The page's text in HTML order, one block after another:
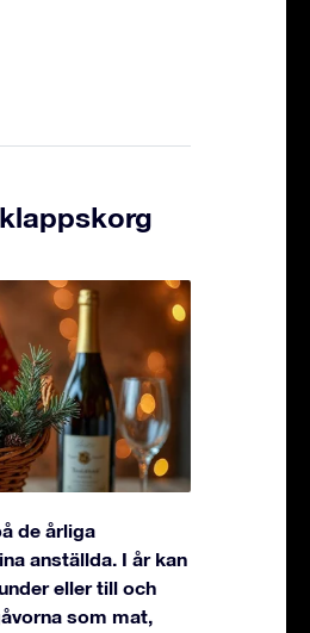
de årliga
anställda. I år kan
eller till och
som mat,